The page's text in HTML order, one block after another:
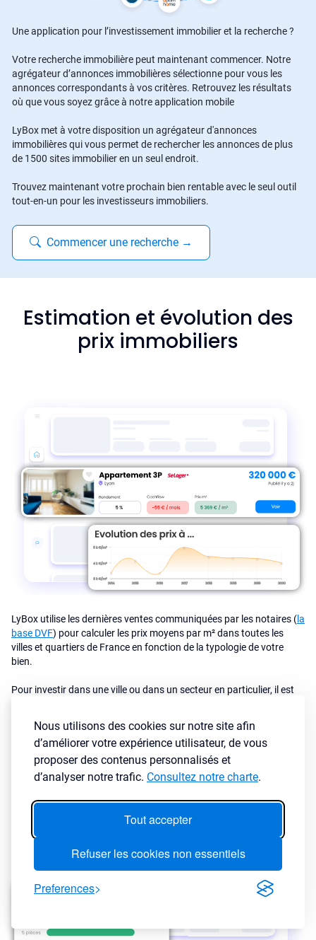
Nous utilisons des cookies sur notre site afin
d’améliorer votre expérience utilisateur, de vous
proposer des contenus personnalisés et
d’analyser notre trafic. Consultez notre charte.
Tout accepter
Refuser les cookies non essentiels
Preferences
Une application pour l’investissement immobilier et la recherche ?
Votre recherche immobilière peut maintenant commencer. Notre
agrégateur d’annonces immobilières sélectionne pour vous les
annonces correspondants à vos critères. Retrouvez les résultats
où que vous soyez grâce à notre application mobile
LyBox met à votre disposition un agrégateur d'annonces
immobilières qui vous permet de rechercher les annonces de plus
de 1500 sites immobilier en un seul endroit.
Trouvez maintenant votre prochain bien rentable avec le seul outil
tout-en-un pour les investisseurs immobiliers.
Commencer une recherche →
Estimation et évolution des
prix immobiliers
LyBox utilise les dernières ventes communiquées par les notaires (la
base DVF) pour calculer les prix moyens par m² dans toutes les
villes et quartiers de France en fonction de la typologie de votre
bien.
Pour investir dans une ville ou dans un secteur en particulier, il est
leur évolution dans le temps. Dans les grandes villes et metropoles,
l'analyse des prix immobiliers est faite par quartiers et Iris.
Calcul et estimation des
loyers